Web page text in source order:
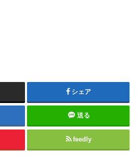
シェア
送る
feedly